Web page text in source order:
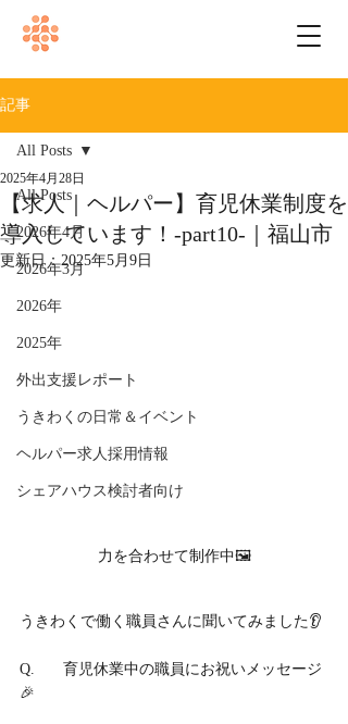
記事
All Posts
2026年4月
2026年3月
2026年
2025年
外出支援レポート
うきわくの日常＆イベント
ヘルパー求人採用情報
シェアハウス検討者向け
All Posts
【求人｜ヘルパー】育児休業制度を
導入しています！-part10-｜福山市
2025年4月28日
更新日：2025年5月9日
力を合わせて制作中🖼
うきわくで働く職員さんに聞いてみました👂
Q.	育児休業中の職員にお祝いメッセージ
🎉